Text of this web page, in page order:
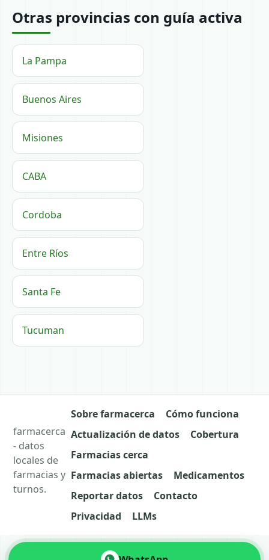
Otras provincias con guía activa
La Pampa
Buenos Aires
Misiones
CABA
Cordoba
Entre Ríos
Santa Fe
Tucuman
farmacerca
- datos
locales de
farmacias y
turnos.
Sobre farmacerca
Cómo funciona
Actualización de datos
Cobertura
Farmacias cerca
Farmacias abiertas
Medicamentos
Reportar datos
Contacto
Privacidad
LLMs